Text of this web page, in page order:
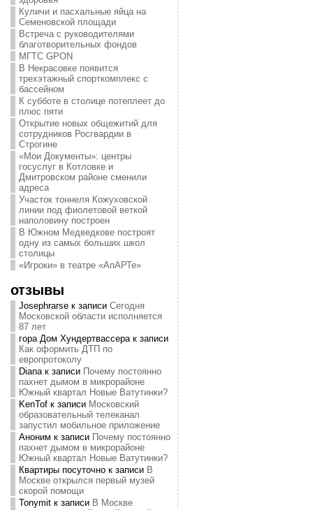
Куличи и пасхальные яйца на
Семеновской площади
Встреча с руководителями
благотворительных фондов
МГТС GPON
В Некрасовке появится
трехэтажный спорткомплекс с
бассейном
К субботе в столице потеплеет до
плюс пяти
Открытие новых общежитий для
сотрудников Росгвардии в
Строгине
«Мои Документы»: центры
госуслуг в Котловке и
Дмитровском районе сменили
адреса
Участок тоннеля Кожуховской
линии под фиолетовой веткой
наполовину построен
В Южном Медведкове построят
одну из самых больших школ
столицы
«Игроки» в театре «АпАРТе»
отзывы
Josephrarseк записи Сегодня
Московской области исполняется
87 лет
гора Дом Хундертвассерак записи
Как оформить ДТП по
европротоколу
Dianaк записи Почему постоянно
пахнет дымом в микрорайоне
Южный квартал Новые Ватутинки?
KenTofк записи Московский
образовательный телеканал
запустил мобильное приложение
Аноним к записи Почему постоянно
пахнет дымом в микрорайоне
Южный квартал Новые Ватутинки?
Квартиры посуточнок записи В
Москве открылся первый музей
скорой помощи
Tonymitк записи В Москве